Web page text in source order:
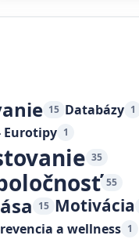
15 Databázy 1
Eurotipy 1
35
55
15 Motivácia
a wellness 1